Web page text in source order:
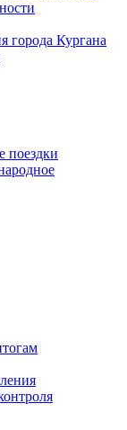
города Кургана
поездки